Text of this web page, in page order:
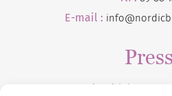
E-mail :
Tilmeld dig vores